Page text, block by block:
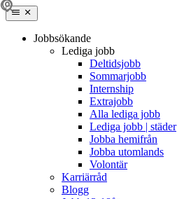
Jobbsökande
Lediga jobb
Deltidsjobb
Sommarjobb
Internship
Extrajobb
Alla lediga jobb
Lediga jobb | städer
Jobba hemifrån
Jobba utomlands
Volontär
Karriärråd
Blogg